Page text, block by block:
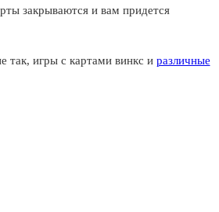
закрываются и вам придется
так, игры с картами винкс и различные